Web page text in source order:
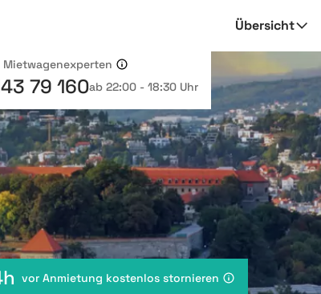
Übersicht
Mietwagenexperten
79 160ab 22:00 - 18:30 Uhr
vor Anmietung kostenlos stornieren